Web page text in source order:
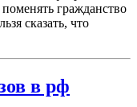
гражданство
сказать, что
в рф